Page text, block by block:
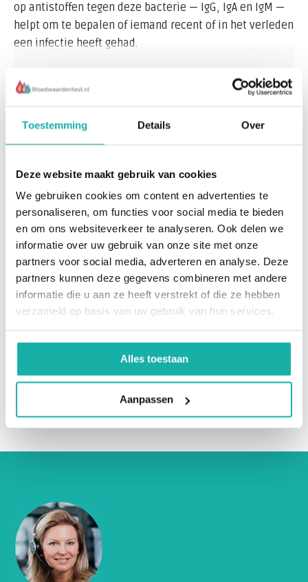
Toestemming Details Over
Deze website maakt gebruik van cookies
We gebruiken cookies om content en advertenties te
personaliseren, om functies voor social media te bieden
en om ons websiteverkeer te analyseren. Ook delen we
informatie over uw gebruik van onze site met onze
partners voor social media, adverteren en analyse. Deze
partners kunnen deze gegevens combineren met andere
informatie die u aan ze heeft verstrekt of die ze hebben
verzameld op basis van uw gebruik van hun services.
Alles toestaan
Aanpassen
op antistoffen tegen deze bacterie — IgG, IgA en IgM —
helpt om te bepalen of iemand recent of in het verleden
een infectie heeft gehad.
Lees meer
Recent bekeken
Chlamydophila
pneumoniae IgG, IgA,
IgM